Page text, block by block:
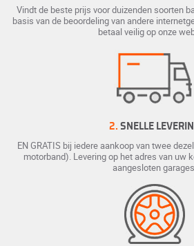
Vindt de beste prijs voor duizenden soorten
basis van de beoordeling van andere
betaal veilig op onze
2. SNELLE
EN GRATIS bij iedere aankoop van twee
motorband). Levering op het adres van uw
aangesloten